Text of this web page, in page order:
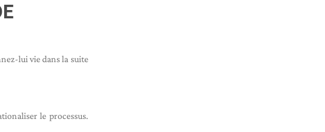
lui vie dans la suite
le processus.